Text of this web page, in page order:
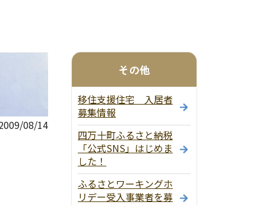
08/14
その他
移住支援住宅 入居者
募集情報
四万十町ふるさと納税
「公式SNS」はじめま
した！
ふるさとワーキングホ
リデー受入事業者を募